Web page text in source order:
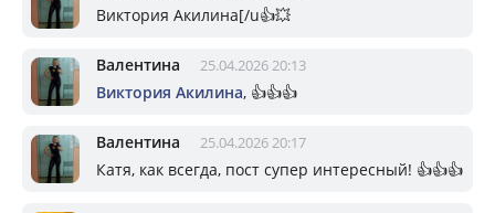
Виктория Акилина[/u👍💥
Валентина 25.04.2026 20:13
Виктория Акилина, 👍👍👍
Валентина 25.04.2026 20:17
Катя, как всегда, пост супер интересный! 👍👍👍